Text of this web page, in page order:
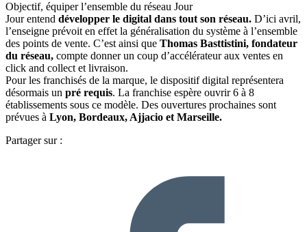
Objectif, équiper l’ensemble du réseau Jour
Jour entend développer le digital dans tout son réseau. D’ici avril,
l’enseigne prévoit en effet la généralisation du système à l’ensemble
des points de vente. C’est ainsi que Thomas Basttistini, fondateur
du réseau, compte donner un coup d’accélérateur aux ventes en
click and collect et livraison.
Pour les franchisés de la marque, le dispositif digital représentera
désormais un pré requis. La franchise espère ouvrir 6 à 8
établissements sous ce modèle. Des ouvertures prochaines sont
prévues à Lyon, Bordeaux, Ajjacio et Marseille.
Partager sur :